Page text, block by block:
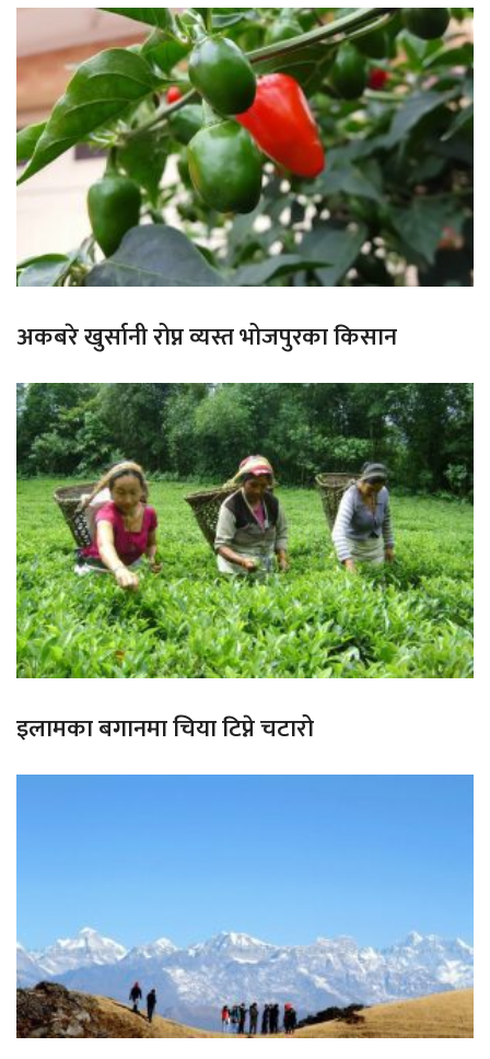
अकबरे खुर्सानी रोप्न व्यस्त भोजपुरका किसान
इलामका बगानमा चिया टिप्ने चटारो